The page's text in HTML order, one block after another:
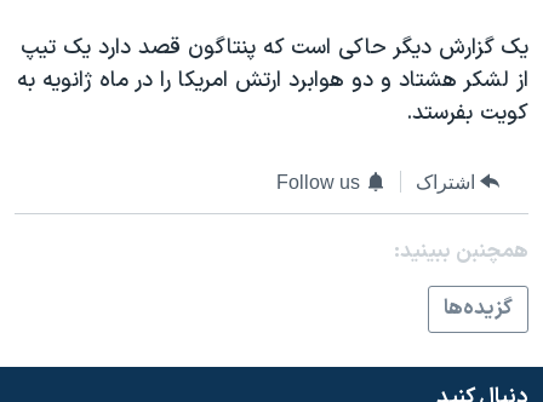
اسرائیل در جنگ
گالری عکس
ورزش زنان در ایران
اعتراضات زن، زندگی، آزادی
تریبونال مردمی آبان ۹۸
قانون شفافیت دارائی کادر رهبری ایران
زبانهای مختلف
یک گزارش دیگر حاکی است که پنتاگون قصد دارد یک تیپ
از لشکر هشتاد و دو هوابرد ارتش امریکا را در ماه ژانویه به
کویت بفرستد.
اشتراک Follow us
همچنبن ببینید:
گزيده‌ها